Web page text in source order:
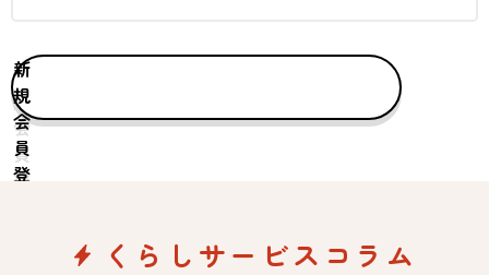
新
規
会
員
登
くらしサービスコラム